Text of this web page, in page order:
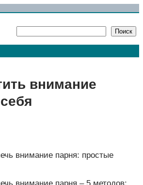
Поиск
внимание
внимание парня: простые